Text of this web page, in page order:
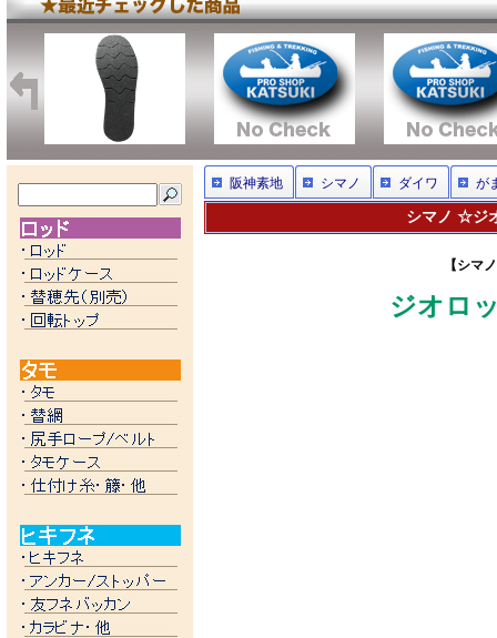
阪神素地 シマノ ダイワ が
シマノ ☆ジ
【シマ
ジオロ